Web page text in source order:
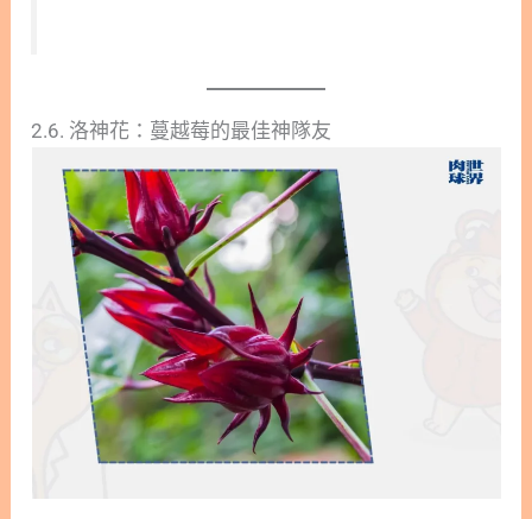
2.6. 洛神花：蔓越莓的最佳神隊友